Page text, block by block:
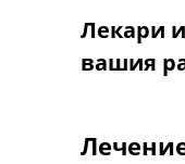
Лекари
вашия